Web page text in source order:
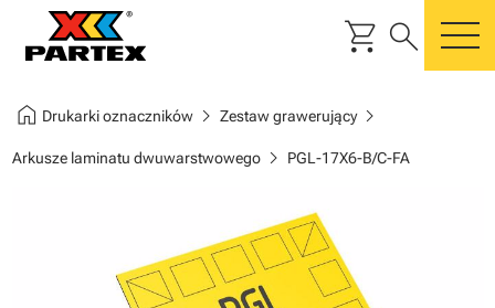
shopping_cart search
home Drukarki oznacznikówchevron_right Zestaw grawerującychevron_right
Arkusze laminatu dwuwarstwowegochevron_right PGL-17X6-B/C-FA